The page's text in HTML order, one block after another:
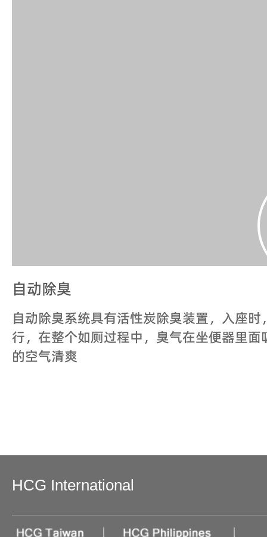
自动除臭
自动除臭系统具有活性炭除臭装置，入座
行，在整个如厕过程中，臭气在坐便器里面
的空气清爽
HCG International
| |